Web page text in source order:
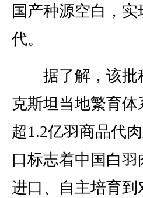
国产种源空白，
代。
据了解，该批
克斯坦当地繁育
超1.2亿羽商品代
口标志着中国白
进口、自主培育